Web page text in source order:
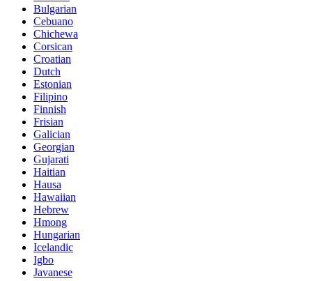
Bulgarian
Cebuano
Chichewa
Corsican
Croatian
Dutch
Estonian
Filipino
Finnish
Frisian
Galician
Georgian
Gujarati
Haitian
Hausa
Hawaiian
Hebrew
Hmong
Hungarian
Icelandic
Igbo
Javanese